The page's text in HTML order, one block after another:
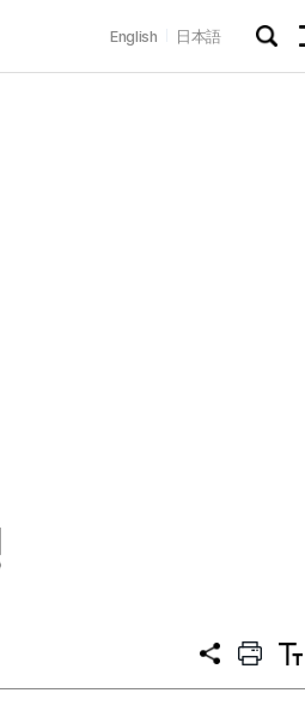
English 日本語
검
공
프
트
텍
트